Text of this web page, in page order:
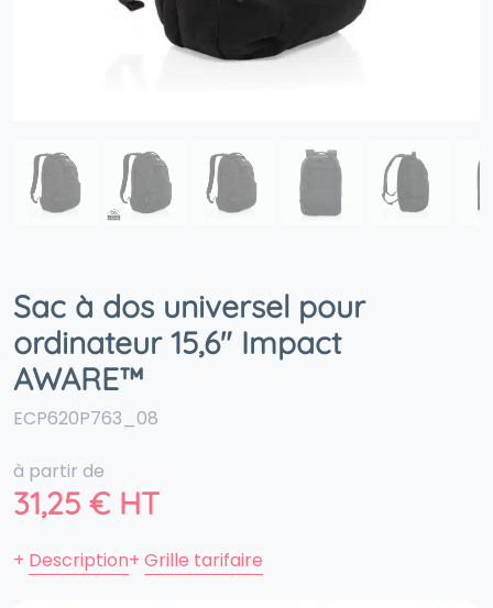
Sac à dos universel pour
ordinateur 15,6″ Impact
AWARE™
ECP620P763_08
à partir de
31,25 € HT
+ Description+ Grille tarifaire